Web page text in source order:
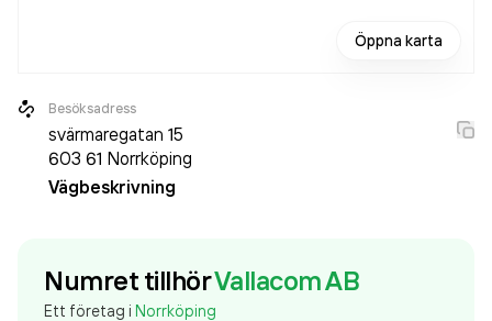
Öppna karta
Besöksadress
svärmaregatan 15
603 61 Norrköping
Vägbeskrivning
Numret tillhörVallacom AB
Ett företag i Norrköping